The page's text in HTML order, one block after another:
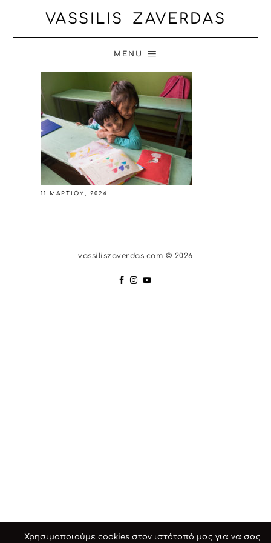
VASSILIS ZAVERDAS
MENU
11 ΜΑΡΤΊΟΥ, 2024
vassiliszaverdas.com © 2026
Χρησιμοποιούμε cookies στον ιστότοπό μας για να σας